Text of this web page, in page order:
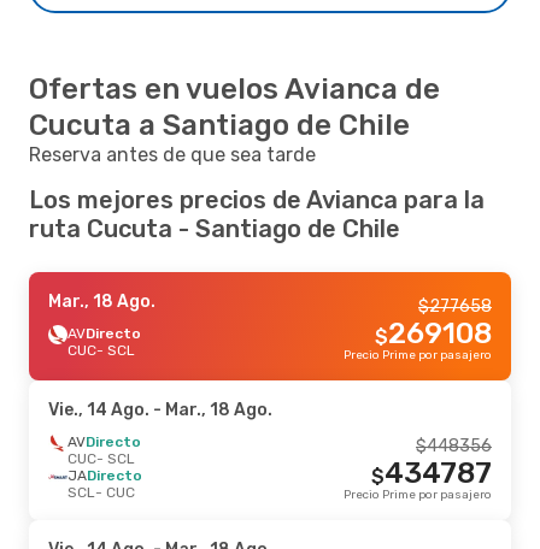
Ofertas en vuelos Avianca de
Cucuta a Santiago de Chile
Reserva antes de que sea tarde
Los mejores precios de Avianca para la
ruta Cucuta - Santiago de Chile
Mar., 18 Ago.
AVDirecto
CUC- SCL
277658
$
269108
$
Precio Prime por pasajero
Vie., 14 Ago. - Mar., 18 Ago.
AVDirecto
CUC- SCL
JADirecto
SCL- CUC
448356
$
434787
$
Precio Prime por pasajero